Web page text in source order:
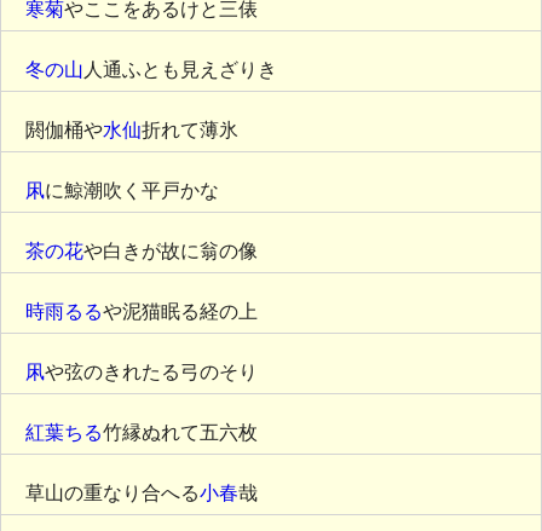
寒菊やここをあるけと三俵
冬の山 人通ふとも見えざりき
閼伽桶や水仙折れて薄氷
凩に鯨潮吹く平戸かな
茶の花や白きが故に翁の像
時雨るるや泥猫眠る経の上
凩や弦のきれたる弓のそり
紅葉ちる竹縁ぬれて五六枚
草山の重なり合へる小春哉